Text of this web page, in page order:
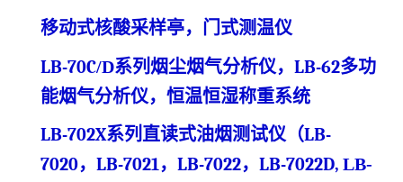
移动式核酸采样亭，门式测温仪
LB-70C/D系列烟尘烟气分析仪，LB-62多功
能烟气分析仪， 恒温恒湿称重系统
LB-702X系列直读式油烟测试仪（LB-
7020，LB-7021，LB-7022，LB-7022D, LB-